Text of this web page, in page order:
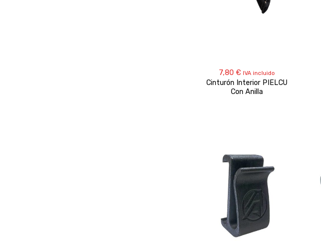
7,80€ IVA incluido
Cinturón Interior PIELCU
Con Anilla